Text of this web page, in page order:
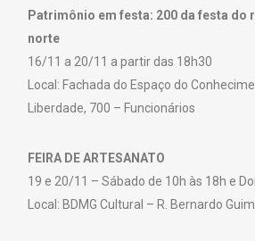
Patrimônio em festa: 200 da festa do
norte
16/11 a 20/11 a partir das 18h30
Local: Fachada do Espaço do
Liberdade, 700 – Funcionários
FEIRA DE ARTESANATO
19 e 20/11 – Sábado de 10h às 18h e
Local: BDMG Cultural – R. Bernardo